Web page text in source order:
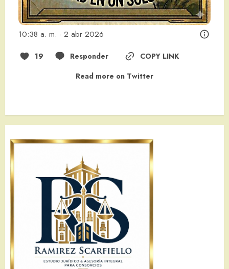
10:38 a. m. · 2 abr 2026
19 Responder
COPY LINK
Read more on Twitter